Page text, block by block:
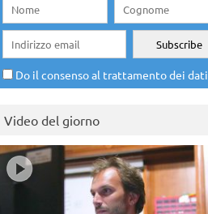
Do il consenso al trattamento dei dati
Video del giorno